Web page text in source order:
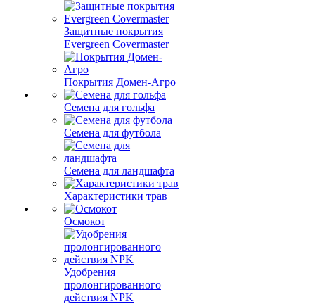
Защитные покрытия
Evergreen Covermaster
Покрытия Домен-Агро
Семена для гольфа
Семена для футбола
Семена для ландшафта
Характеристики трав
Осмокот
Удобрения
пролонгированного
действия NPK